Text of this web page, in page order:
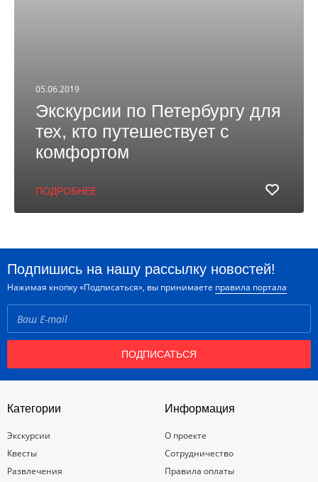
05.06.2019
Экскурсии по Петербургу для
тех, кто путешествует с
комфортом
ПОДРОБНЕЕ
Подпишись на нашу рассылку новостей!
Нажимая кнопку «Подписаться», вы принимаете правила портала
ПОДПИСАТЬСЯ
Категории
Экскурсии
Квесты
Развлечения
Информация
О проекте
Сотрудничество
Правила оплаты